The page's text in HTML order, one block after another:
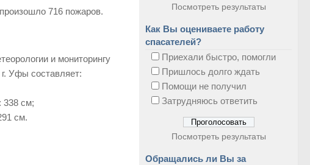
716 пожаров.
и мониторингу
Уфы составляет:
338 см;
см.
Посмотреть результаты
Как Вы оцениваете работу
спасателей?
Приехали быстро, помогли
Пришлось долго ждать
Помощи не получил
Затрудняюсь ответить
Посмотреть результаты
Обращались ли Вы за